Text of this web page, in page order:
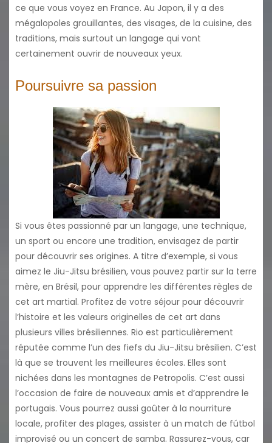
ce que vous voyez en France. Au Japon, il y a des
mégalopoles grouillantes, des visages, de la cuisine, des
traditions, mais surtout un langage qui vont
certainement ouvrir de nouveaux yeux.
Poursuivre sa passion
Si vous êtes passionné par un langage, une technique,
un sport ou encore une tradition, envisagez de partir
pour découvrir ses origines. A titre d’exemple, si vous
aimez le Jiu-Jitsu brésilien, vous pouvez partir sur la terre
mère, en Brésil, pour apprendre les différentes règles de
cet art martial. Profitez de votre séjour pour découvrir
l’histoire et les valeurs originelles de cet art dans
plusieurs villes brésiliennes. Rio est particulièrement
réputée comme l’un des fiefs du Jiu-Jitsu brésilien. C’est
là que se trouvent les meilleures écoles. Elles sont
nichées dans les montagnes de Petropolis. C’est aussi
l’occasion de faire de nouveaux amis et d’apprendre le
portugais. Vous pourrez aussi goûter à la nourriture
locale, profiter des plages, assister à un match de fútbol
improvisé ou un concert de samba. Rassurez-vous, car